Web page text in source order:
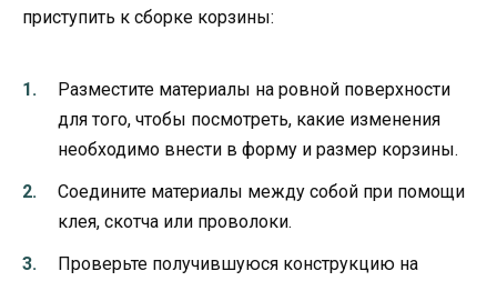
приступить к сборке корзины:
Разместите материалы на ровной поверхности
для того, чтобы посмотреть, какие изменения
необходимо внести в форму и размер корзины.
Соедините материалы между собой при помощи
клея, скотча или проволоки.
Проверьте получившуюся конструкцию на